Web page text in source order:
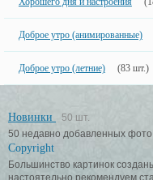
Доброе утро (анимированные)
Доброе утро (летние) (83 шт.)
Новинки
50 шт.
50 недавно добавленных
Copyright
Большинство картинок